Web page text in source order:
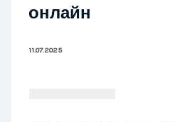
онлайн
11.07.2025